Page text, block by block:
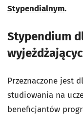
Stypendialnym.
Stypendium
Przeznaczone jest
studiowania na
beneficjantów